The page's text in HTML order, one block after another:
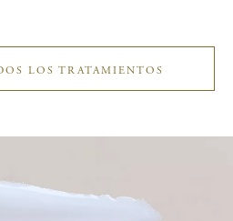
LOS TRATAMIENTOS